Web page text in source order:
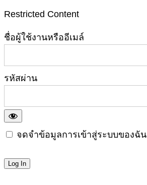
Restricted Content
ชื่อผู้ใช้งานหรืออีเมล์
รหัสผ่าน
จดจำข้อมูลการเข้าสู่ระบบของฉัน